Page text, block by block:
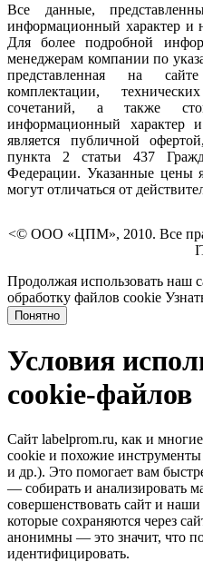
Все данные,
информационный характер и
Для более подробной
менеджерам компании по
представленная на
комплектации,
сочетаний, а также
информационный
является публичной
пункта 2 статьи 437
Федерации. Указанные цены
могут отличаться от
<© ООО «ЦПМ», 2010. Все
Продолжая использовать наш
обработку файлов cookie
Понятно
Условия
cookie-файлов
Сайт labelprom.ru, как и
cookie и похожие
и др.). Это помогает вам
— собирать и анализировать
совершенствовать сайт и
которые сохраняются через
анонимны — это значит, что
идентифицировать.